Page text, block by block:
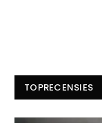
TOPRECENSIES